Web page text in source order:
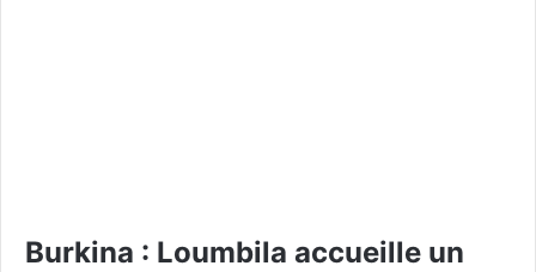
Burkina : Loumbila accueille un